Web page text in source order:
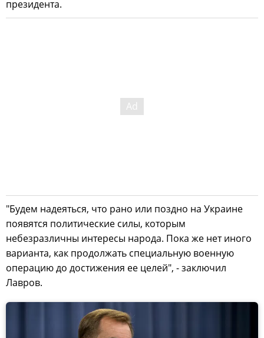
президента.
"Будем надеяться, что рано или поздно на Украине
появятся политические силы, которым
небезразличны интересы народа. Пока же нет иного
варианта, как продолжать специальную военную
операцию до достижения ее целей", - заключил
Лавров.